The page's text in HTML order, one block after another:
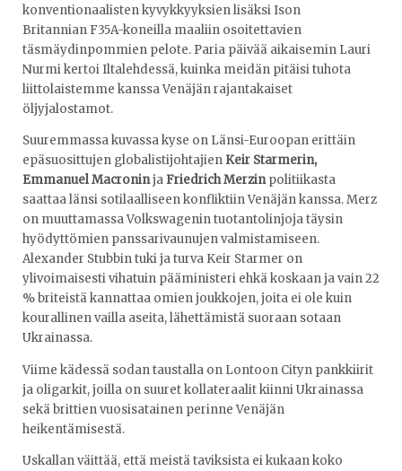
konventionaalisten kyvykkyyksien lisäksi Ison
Britannian F35A-koneilla maaliin osoitettavien
täsmäydinpommien pelote. Paria päivää aikaisemin Lauri
Nurmi kertoi Iltalehdessä, kuinka meidän pitäisi tuhota
liittolaistemme kanssa Venäjän rajantakaiset
öljyjalostamot.
Suuremmassa kuvassa kyse on Länsi-Euroopan erittäin
epäsuosittujen globalistijohtajien Keir Starmerin,
Emmanuel Macroninja Friedrich Merzinpolitiikasta
saattaa länsi sotilaalliseen konfliktiin Venäjän kanssa. Merz
on muuttamassa Volkswagenin tuotantolinjoja täysin
hyödyttömien panssarivaunujen valmistamiseen.
Alexander Stubbin tuki ja turva Keir Starmer on
ylivoimaisesti vihatuin pääministeri ehkä koskaan ja vain 22
%briteistä kannattaa omien joukkojen, joita ei ole kuin
kourallinen vailla aseita, lähettämistä suoraan sotaan
Ukrainassa.
Viime kädessä sodan taustalla on Lontoon Cityn pankkiirit
ja oligarkit, joilla on suuret kollateraalit kiinni Ukrainassa
sekä brittien vuosisatainen perinne Venäjän
heikentämisestä.
Uskallan väittää, että meistä taviksista ei kukaan koko